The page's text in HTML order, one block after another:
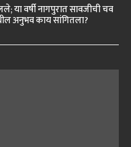
या वर्षी नागपुरात सावजीची चव
अनुभव काय सांगितला?